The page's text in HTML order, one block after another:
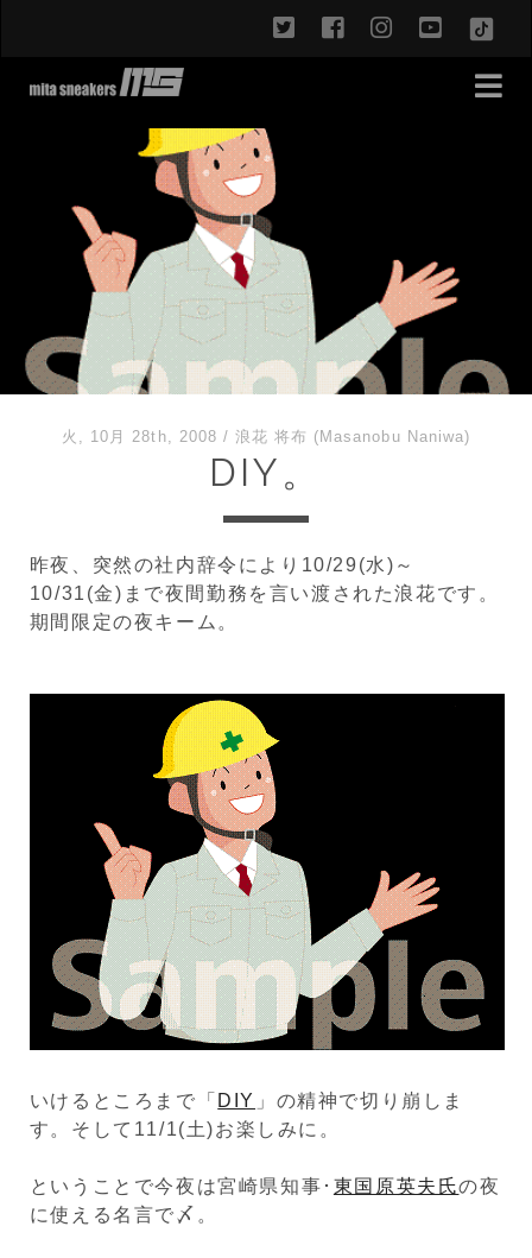
twitterfacebookinstagram
火, 10月 28th, 2008 / 浪花 将布 (Masanobu Naniwa)
DIY。
昨夜、突然の社内辞令により10/29(水)～
10/31(金)まで夜間勤務を言い渡された浪花です。
期間限定の夜キーム。
いけるところまで「 DIY 」の精神で切り崩しま
す。そして11/1(土)お楽しみに。
ということで今夜は宮崎県知事･ 東国原英夫氏の夜
に使える名言で〆。